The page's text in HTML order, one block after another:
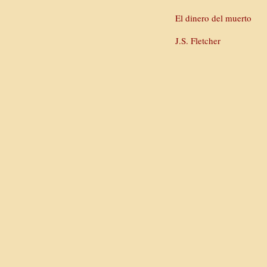
El dinero del muerto
J.S. Fletcher